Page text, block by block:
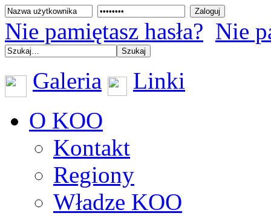
Nie pamiętasz hasła? Nie
Galeria
Linki
O KOO
Kontakt
Regiony
Władze KOO